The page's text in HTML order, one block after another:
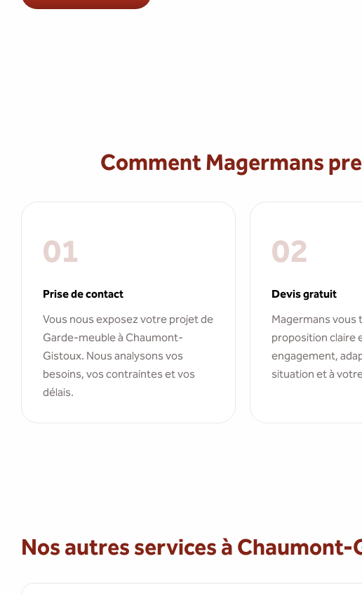
Comment Magermans
01
Prise de contact
Vous nous exposez votre projet de
Garde-meuble à Chaumont-
Gistoux. Nous analysons vos
besoins, vos contraintes et vos
délais.
02
Devis gratuit
Magermans vous
proposition claire
engagement,
situation et à
Nos autres services à Chaumont-